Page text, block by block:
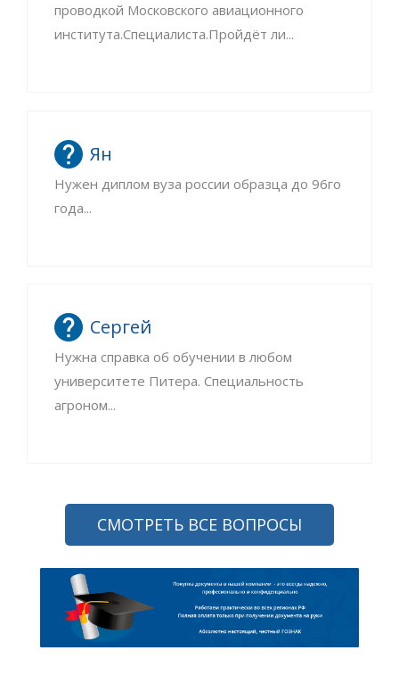
проводкой Московского авиационного
института.Специалиста.Пройдёт ли...
Ян
Нужен диплом вуза россии образца до 96го
года...
Сергей
Нужна справка об обучении в любом
университете Питера. Специальность
агроном...
СМОТРЕТЬ ВСЕ ВОПРОСЫ